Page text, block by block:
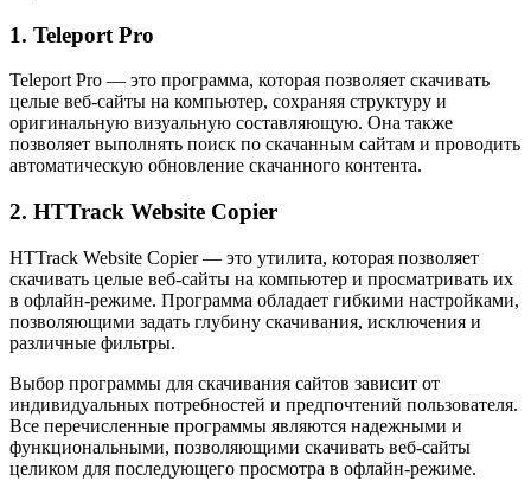
1. Teleport Pro
Teleport Pro — это программа, которая позволяет скачивать
целые веб-сайты на компьютер, сохраняя структуру и
оригинальную визуальную составляющую. Она также
позволяет выполнять поиск по скачанным сайтам и проводить
автоматическую обновление скачанного контента.
2. HTTrack Website Copier
HTTrack Website Copier — это утилита, которая позволяет
скачивать целые веб-сайты на компьютер и просматривать их
в офлайн-режиме. Программа обладает гибкими настройками,
позволяющими задать глубину скачивания, исключения и
различные фильтры.
Выбор программы для скачивания сайтов зависит от
индивидуальных потребностей и предпочтений пользователя.
Все перечисленные программы являются надежными и
функциональными, позволяющими скачивать веб-сайты
целиком для последующего просмотра в офлайн-режиме.